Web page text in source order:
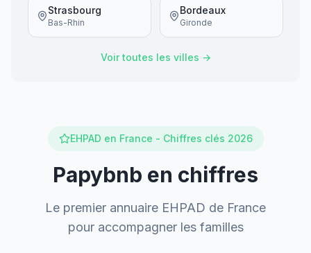
Strasbourg
Bas-Rhin
Bordeaux
Gironde
Voir toutes les villes →
EHPAD en France - Chiffres clés 2026
Papybnb en chiffres
Le premier annuaire EHPAD de France
pour accompagner les familles